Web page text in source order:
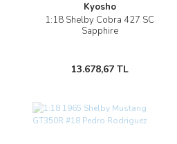
Kyosho
1:18 Shelby Cobra 427 SC
Sapphire
13.678,67 TL